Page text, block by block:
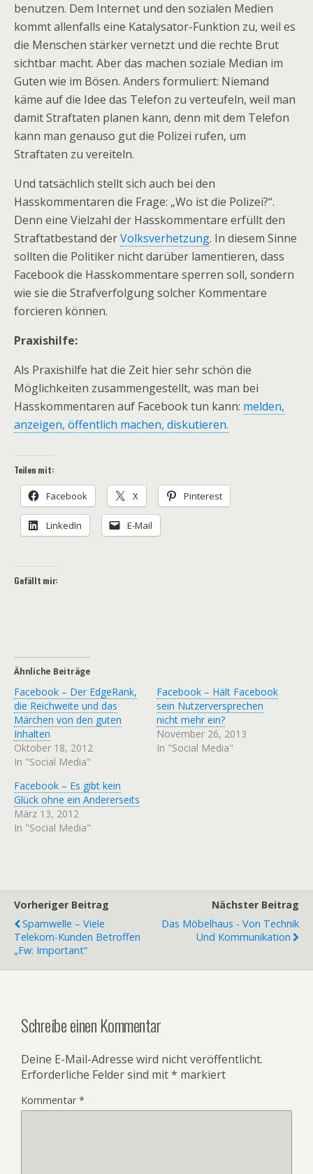
benutzen. Dem Internet und den sozialen Medien
kommt allenfalls eine Katalysator-Funktion zu, weil es
die Menschen stärker vernetzt und die rechte Brut
sichtbar macht. Aber das machen soziale Median im
Guten wie im Bösen. Anders formuliert: Niemand
käme auf die Idee das Telefon zu verteufeln, weil man
damit Straftaten planen kann, denn mit dem Telefon
kann man genauso gut die Polizei rufen, um
Straftaten zu vereiteln.
Und tatsächlich stellt sich auch bei den
Hasskommentaren die Frage: „Wo ist die Polizei?“.
Denn eine Vielzahl der Hasskommentare erfüllt den
Straftatbestand derVolksverhetzung. In diesem Sinne
sollten die Politiker nicht darüber lamentieren, dass
Facebook die Hasskommentare sperren soll, sondern
wie sie die Strafverfolgung solcher Kommentare
forcieren können.
Praxishilfe:
Als Praxishilfe hat die Zeit hier sehr schön die
Möglichkeiten zusammengestellt, was man bei
Hasskommentaren auf Facebook tun kann: melden,
anzeigen, öffentlich machen, diskutieren.
Teilen mit:
Facebook X Pinterest
LinkedIn E-Mail
Gefällt mir:
Ähnliche Beiträge
Facebook – Der EdgeRank,
die Reichweite und das
Märchen von den guten
Inhalten
Oktober 18, 2012
In "Social Media"
Facebook – Hält Facebook
sein Nutzerversprechen
nicht mehr ein?
November 26, 2013
In "Social Media"
Facebook – Es gibt kein
Glück ohne ein Andererseits
März 13, 2012
In "Social Media"
Vorheriger Beitrag
Spamwelle – Viele
Telekom-Kunden Betroffen
„Fw: Important“
Nächster Beitrag
Das Möbelhaus - Von Technik
Und Kommunikation
Schreibe einen Kommentar
Deine E-Mail-Adresse wird nicht veröffentlicht.
Erforderliche Felder sind mit* markiert
Kommentar*